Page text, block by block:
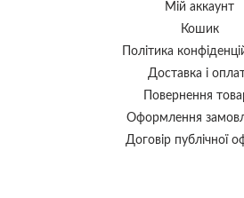
Мій аккаунт
Кошик
Політика
Доставка і
Повернення
Оформлення
Договір публічної